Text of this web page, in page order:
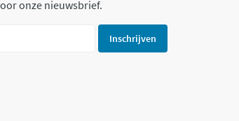
onze nieuwsbrief.
Inschrijven